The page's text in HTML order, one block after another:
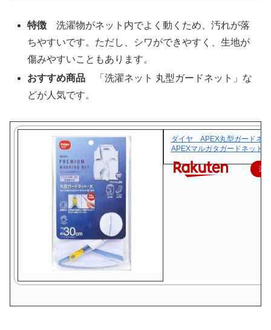
特徴 洗濯物がネット内でよく動くため、汚れが落
ちやすいです。ただし、シワができやすく、生地が
傷みやすいこともあります。
おすすめ商品 「洗濯ネット 丸型ガードネット」な
どが人気です。
ダイヤ APEX丸型ガードネ
APEXマルガタガードネット
楽